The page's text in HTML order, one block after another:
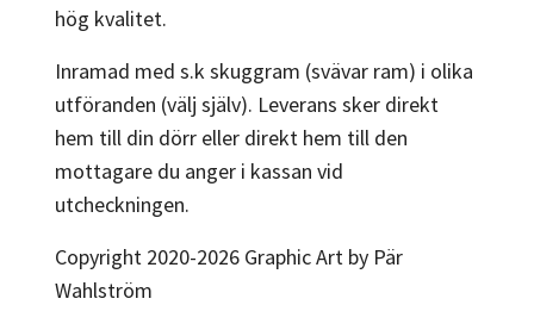
hög kvalitet.
Inramad med s.k skuggram (svävar ram) i olika
utföranden (välj själv). Leverans sker direkt
hem till din dörr eller direkt hem till den
mottagare du anger i kassan vid
utcheckningen.
Copyright 2020-2026 Graphic Art by Pär
Wahlström